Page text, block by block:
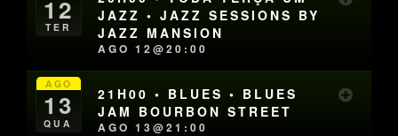
12
TER
JAZZ • JAZZ SESSIONS BY
JAZZ MANSION
AGO 12@20:00
AGO
13
QUA
21H00 • BLUES • BLUES
JAM BOURBON STREET
AGO 13@21:00